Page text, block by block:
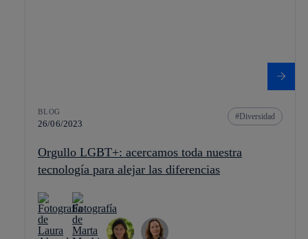
BLOG
26/06/2023
Diversidad
Orgullo LGBT+: acercamos toda nuestra
tecnología para alejar las diferencias